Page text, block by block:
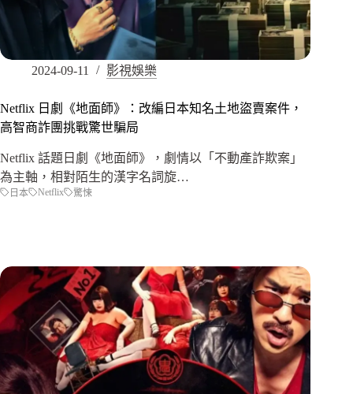
2024-09-11 影視娛樂
Netflix 日劇《地面師》：改編日本知名土地盜賣案件，
高智商詐團挑戰驚世騙局
Netflix 話題日劇《地面師》，劇情以「不動產詐欺案」
為主軸，相對陌生的漢字名詞旋…
日本 Netflix 驚悚